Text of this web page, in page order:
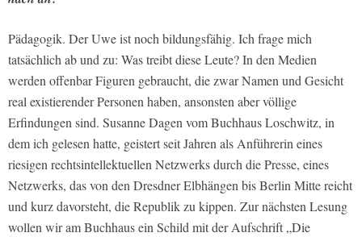
Pädagogik. Der Uwe ist noch bildungsfähig. Ich frage mich
tatsächlich ab und zu: Was treibt diese Leute? In den Medien
werden offenbar Figuren gebraucht, die zwar Namen und Gesicht
real existierender Personen haben, ansonsten aber völlige
Erfindungen sind. Susanne Dagen vom Buchhaus Loschwitz, in
dem ich gelesen hatte, geistert seit Jahren als Anführerin eines
riesigen rechtsintellektuellen Netzwerks durch die Presse, eines
Netzwerks, das von den Dresdner Elbhängen bis Berlin Mitte reicht
und kurz davorsteht, die Republik zu kippen. Zur nächsten Lesung
wollen wir am Buchhaus ein Schild mit der Aufschrift „Die